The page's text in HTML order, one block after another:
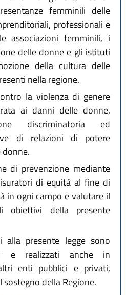
femminili delle
professionali e
associazioni femminili, i
delle donne e gli istituti
della cultura delle
nella regione.
la violenza di genere
ai danni delle donne,
discriminatoria ed
di relazioni di potere
di prevenzione mediante
di equità al fine di
in ogni campo e valutare il
obiettivi della presente
presente legge sono
e realizzati anche in
enti pubblici e privati,
della Regione.